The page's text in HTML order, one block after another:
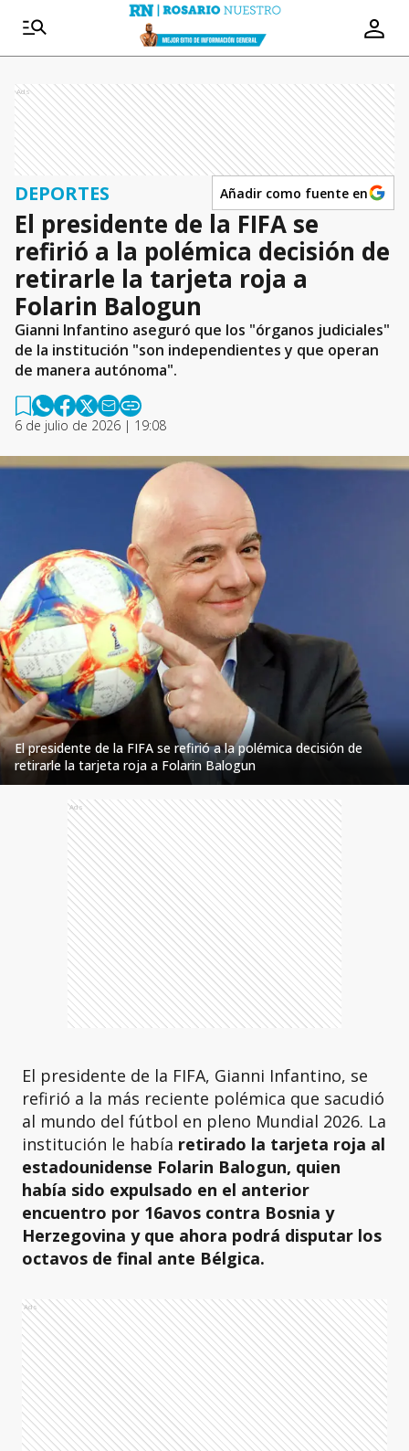
Ads
DEPORTES Añadir como fuente en
El presidente de la FIFA se
refirió a la polémica decisión de
retirarle la tarjeta roja a
Folarin Balogun
Gianni Infantino aseguró que los "órganos judiciales"
de la institución "son independientes y que operan
de manera autónoma".
6 de julio de 2026 | 19:08
El presidente de la FIFA se refirió a la polémica decisión de
retirarle la tarjeta roja a Folarin Balogun
Ads
El presidente de la FIFA, Gianni Infantino, se
refirió a la más reciente polémica que sacudió
al mundo del fútbol en pleno Mundial 2026. La
institución le había retirado la tarjeta roja al
estadounidense Folarin Balogun, quien
había sido expulsado en el anterior
encuentro por 16avos contra Bosnia y
Herzegovina y que ahora podrá disputar los
octavos de final ante Bélgica.
Ads